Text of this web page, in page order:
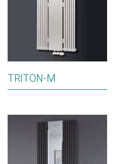
TRITON-M